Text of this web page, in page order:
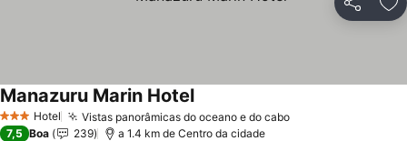
Partilhar
3 EstrelasHotel Vistas panorâmicas do oceano e do caboVer preços
Manazuru Marin HotelVer preços
7,5 Boa 239 a 1.4 km de Centro da cidade